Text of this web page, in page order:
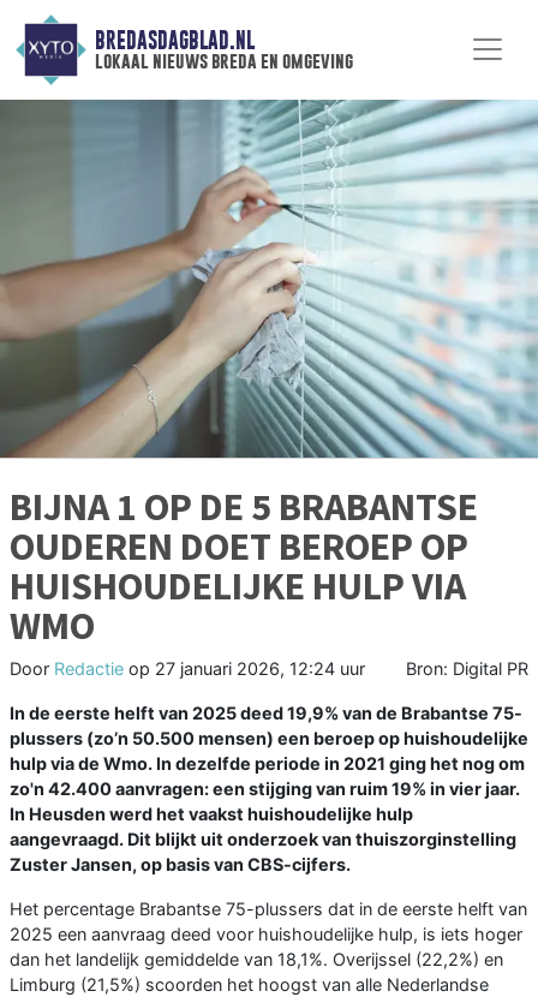
BREDASDAGBLAD.NL
lokaal nieuws breda en omgeving
BIJNA 1 OP DE 5 BRABANTSE
OUDEREN DOET BEROEP OP
HUISHOUDELIJKE HULP VIA
WMO
Door Redactie op 27 januari 2026, 12:24 uur Bron: Digital PR
In de eerste helft van 2025 deed 19,9% van de Brabantse 75-
plussers (zo’n 50.500 mensen) een beroep op huishoudelijke
hulp via de Wmo. In dezelfde periode in 2021 ging het nog om
zo'n 42.400 aanvragen: een stijging van ruim 19% in vier jaar.
In Heusden werd het vaakst huishoudelijke hulp
aangevraagd. Dit blijkt uit onderzoek van thuiszorginstelling
Zuster Jansen, op basis van CBS-cijfers.
Het percentage Brabantse 75-plussers dat in de eerste helft van
2025 een aanvraag deed voor huishoudelijke hulp, is iets hoger
dan het landelijk gemiddelde van 18,1%. Overijssel (22,2%) en
Limburg (21,5%) scoorden het hoogst van alle Nederlandse